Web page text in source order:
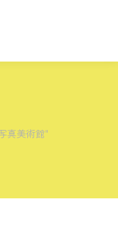
真美術館"